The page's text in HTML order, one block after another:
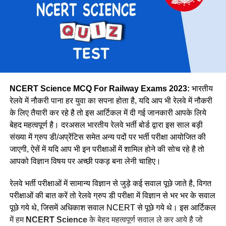
वे कहती है कि उनके इस काम को लेकर कई लोग ताने सुनाते है लेकिन वे
लोगों की बातों पर ध्यान नहीं देती है और अपना काम पूरे मन से करती है।
नीलम मानती है कि महिलाओ को हर क्षेत्र में आना चाहिए। क्योंकि महिला
पुरुष से बेहतर काम कर सकती है।
30327
1069
18383
उत्तर
38967
उत्तर पश्चिमी
15207
दक्षिण मध्य
16947
दक्षिण पूर्व मध्य
8025
दक्षिण पूर्व
17661
दक्षिण
22357
दक्षिण पश्चिम
6581
पश्चिम मध्य
11636
NCERT Science MCQ For Railway Exams 2023: भारतीय
रेलवे में नौकरी पाना हर युवा का सपना होता है, यदि आप भी रेलवे में नौकरी
के लिए तैयारी कर रहे है तो इस आर्टिकल में दी गई जानकारी आपके लिये
बेहद महत्वपूर्ण है। दरअसल भारतीय रेलवे भर्ती बोर्ड द्वारा इस साल बड़ी
संख्या में ग्रुप डी/अप्रेंटिस समेत अन्य पदों पर भर्ती परीक्षा आयोजित की
जाएगी, ऐसें में यदि आप भी इन परीक्षाओं में शामिल होने की सोच रहे है तो
आपको विज्ञान विषय पर अच्छी पकड़ बना लेनी चाहिए।
रेलवे भर्ती परीक्षाओं में सामान्य विज्ञान से जुड़े कई सवाल पूछे जाते है, विगत
परीक्षाओं की बात करें तो रेलवे ग्रुप डी परीक्षा में विज्ञान से भर भर के सवाल
पूछे गये थे, जिसमें अधिकाश सवाल NCERT से पूछे गये थे। इस आर्टिकल
में हम NCERT Scienceके बेहद महत्वपूर्ण सवाल ले कर आये है जो